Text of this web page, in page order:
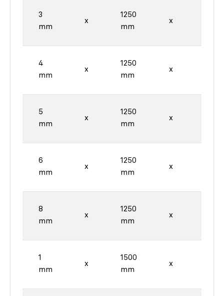
3
mm
x
1250
mm
x
4
mm
x
1250
mm
x
5
mm
x
1250
mm
x
6
mm
x
1250
mm
x
8
mm
x
1250
mm
x
1
mm
x
1500
mm
x